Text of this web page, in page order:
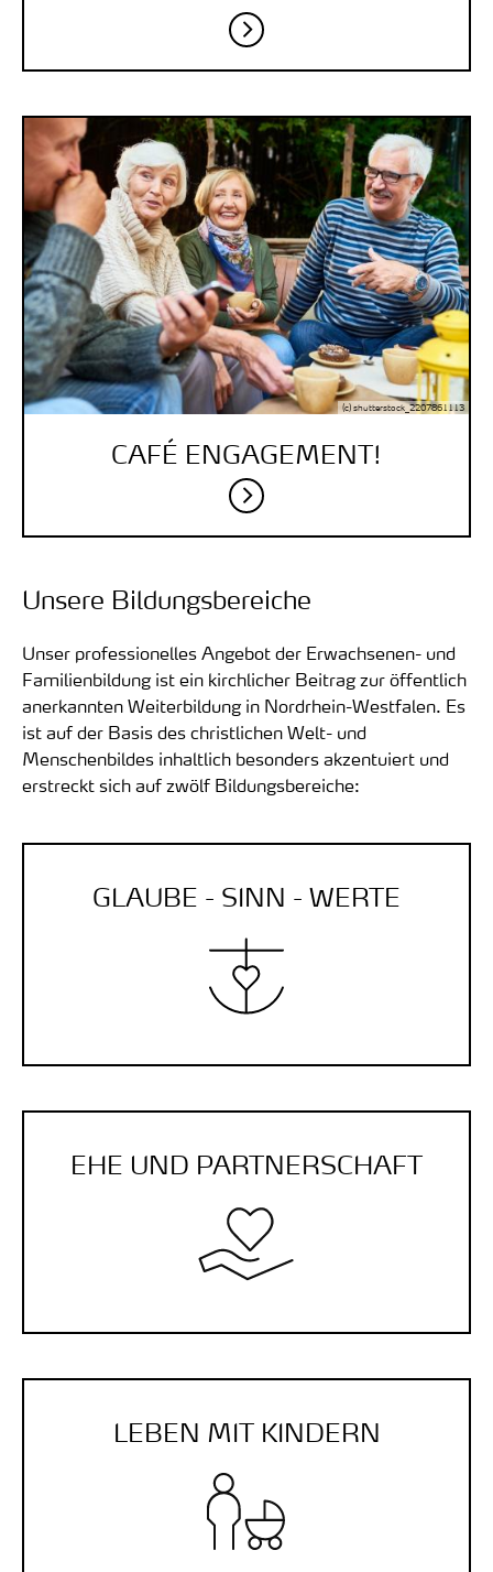
(c) shutterstock_2207861113
CAFÉ ENGAGEMENT!
Unsere Bildungsbereiche
Unser professionelles Angebot der Erwachsenen- und
Familienbildung ist ein kirchlicher Beitrag zur öffentlich
anerkannten Weiterbildungin Nordrhein-Westfalen. Es
ist auf der Basis des christlichen Welt- und
Menschenbildes inhaltlich besonders akzentuiert und
erstreckt sich auf zwölf Bildungsbereiche:
GLAUBE - SINN - WERTE
EHE UND PARTNER­SCHAFT
LEBEN MIT KINDERN